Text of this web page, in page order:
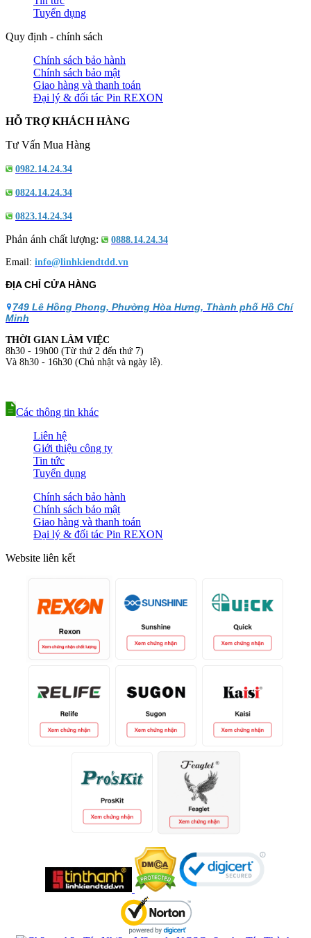
Tuyển dụng
Quy định - chính sách
Chính sách bảo hành
Chính sách bảo mật
Giao hàng và thanh toán
Đại lý & đối tác Pin REXON
HỖ TRỢ KHÁCH HÀNG
Tư Vấn Mua Hàng
0982.14.24.34
0824.14.24.34
0823.14.24.34
Phản ánh chất lượng: 0888.14.24.34
Email: info@linhkiendtdd.vn
ĐỊA CHỈ CỬA HÀNG
749 Lê Hồng Phong, Phường Hòa Hưng, Thành phố Hồ Chí
Minh
THỜI GIAN LÀM VIỆC
8h30 - 19h00 (Từ thứ 2 đến thứ 7)
Và 8h30 - 16h30 (Chủ nhật và ngày lễ).
Các thông tin khác
Liên hệ
Giới thiệu công ty
Tin tức
Tuyển dụng
Chính sách bảo hành
Chính sách bảo mật
Giao hàng và thanh toán
Đại lý & đối tác Pin REXON
Website liên kết